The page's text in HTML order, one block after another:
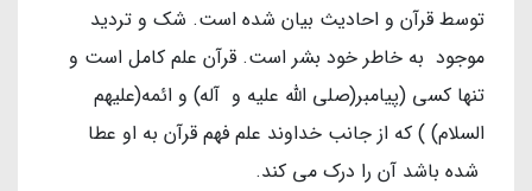
توسط قرآن و احادیث بیان شده است. شک و تردید
موجود به خاطر خود بشر است. قرآن علم کامل است و
تنها کسی (پیامبر(صلی الله علیه و آله) و ائمه(علیهم
السلام) ) که از جانب خداوند علم فهم قرآن به او عطا
شده باشد آن را درک می کند.